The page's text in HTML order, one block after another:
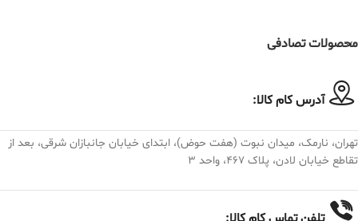
محصولات تصادفی
آدرس کام کالا:
تهران، نارمک، میدان نبوت (هفت حوض)، ابتدای خیابان جانبازان شرقی، بعد از
تقاطع خیابان لادن، پلاک ۴۶۷، واحد ۳